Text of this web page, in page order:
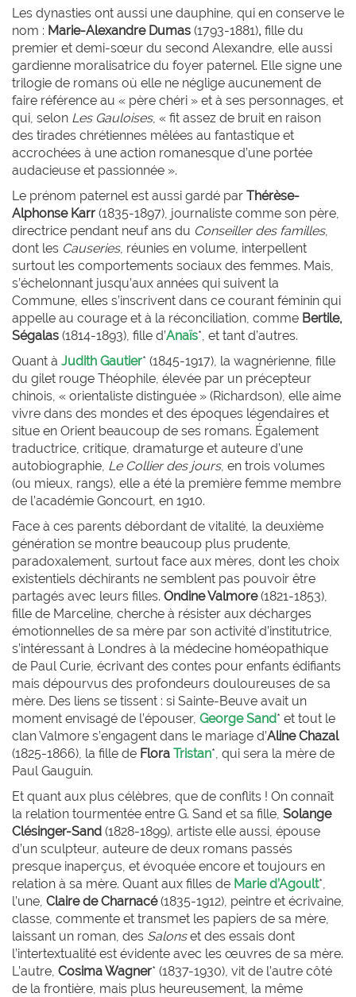
Les dynasties ont aussi une dauphine, qui en conserve le
nom : Marie-Alexandre Dumas (1793-1881), fille du
premier et demi-sœur du second Alexandre, elle aussi
gardienne moralisatrice du foyer paternel. Elle signe une
trilogie de romans où elle ne néglige aucunement de
faire référence au « père chéri » et à ses personnages, et
qui, selon Les Gauloises, « fit assez de bruit en raison
des tirades chrétiennes mêlées au fantastique et
accrochées à une action romanesque d’une portée
audacieuse et passionnée ».
Le prénom paternel est aussi gardé par Thérèse-
Alphonse Karr (1835-1897), journaliste comme son père,
directrice pendant neuf ans du Conseiller des familles,
dont les Causeries, réunies en volume, interpellent
surtout les comportements sociaux des femmes. Mais,
s’échelonnant jusqu’aux années qui suivent la
Commune, elles s’inscrivent dans ce courant féminin qui
appelle au courage et à la réconciliation, comme Bertile,
Ségalas (1814-1893), fille d’Anaïs*, et tant d’autres.
Quant à Judith Gautier* (1845-1917), la wagnérienne, fille
du gilet rouge Théophile, élevée par un précepteur
chinois, « orientaliste distinguée » (Richardson), elle aime
vivre dans des mondes et des époques légendaires et
situe en Orient beaucoup de ses romans. Également
traductrice, critique, dramaturge et auteure d’une
autobiographie, Le Collier des jours, en trois volumes
(ou mieux, rangs), elle a été la première femme membre
de l’académie Goncourt, en 1910.
Face à ces parents débordant de vitalité, la deuxième
génération se montre beaucoup plus prudente,
paradoxalement, surtout face aux mères, dont les choix
existentiels déchirants ne semblent pas pouvoir être
partagés avec leurs filles. OndineValmore(1821-1853),
fille de Marceline, cherche à résister aux décharges
émotionnelles de sa mère par son activité d’institutrice,
s’intéressant à Londres à la médecine homéopathique
de Paul Curie, écrivant des contes pour enfants édifiants
mais dépourvus des profondeurs douloureuses de sa
mère. Des liens se tissent : si Sainte-Beuve avait un
moment envisagé de l’épouser, George Sand* et tout le
clan Valmore s’engagent dans le mariage d’AlineChazal
(1825-1866), la fille de Flora Tristan*, qui sera la mère de
Paul Gauguin.
Et quant aux plus célèbres, que de conflits ! On connaît
la relation tourmentée entre G. Sand et sa fille, Solange
Clésinger-Sand (1828-1899), artiste elle aussi, épouse
d’un sculpteur, auteure de deux romans passés
presque inaperçus, et évoquée encore et toujours en
relation à sa mère. Quant aux filles de Marie d’Agoult*,
l’une, Claire deCharnacé(1835-1912), peintre et écrivaine,
classe, commente et transmet les papiers de sa mère,
laissant un roman, des Salonset des essais dont
l’intertextualité est évidente avec les œuvres de sa mère.
L’autre, Cosima Wagner* (1837-1930), vit de l’autre côté
de la frontière, mais plus heureusement, la même